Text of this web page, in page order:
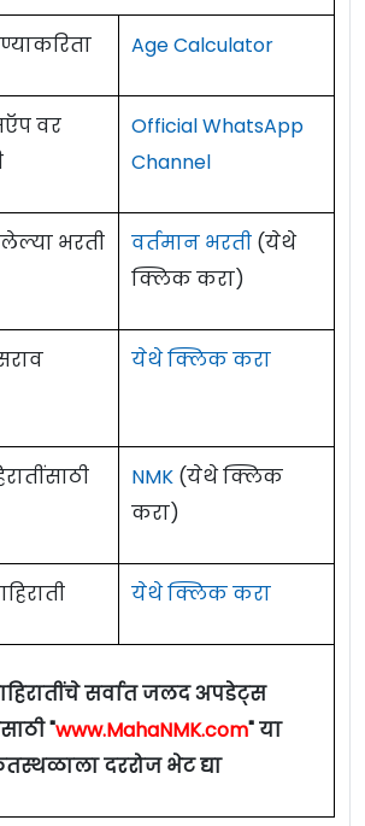
Age Calculator
वर
Official WhatsApp
Channel
भरती
वर्तमान भरती (येथे
क्लिक करा)
येथे क्लिक करा
NMK (येथे क्लिक
करा)
येथे क्लिक करा
सर्वात जलद अपडेट्स
"www.MahaNMK.com" या
दररोज भेट द्या